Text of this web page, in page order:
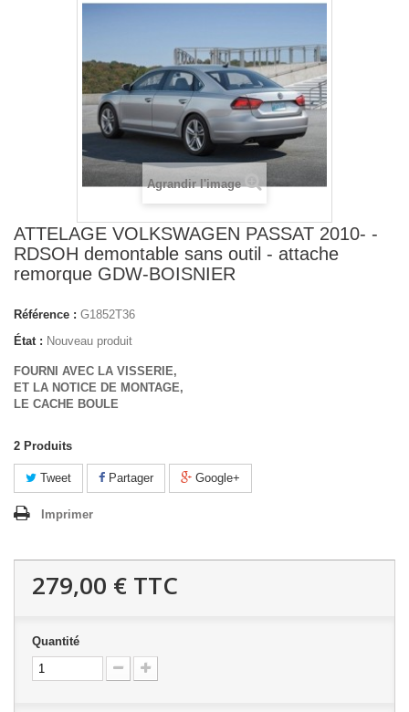
Agrandir l'image
ATTELAGE VOLKSWAGEN PASSAT 2010- -
RDSOH demontable sans outil - attache
remorque GDW-BOISNIER
Référence : G1852T36
État : Nouveau produit
FOURNI AVEC LA VISSERIE,
ET LA NOTICE DE MONTAGE,
LE CACHE BOULE
2 Produits
Tweet Partager Google+
Imprimer
279,00 € TTC
Quantité